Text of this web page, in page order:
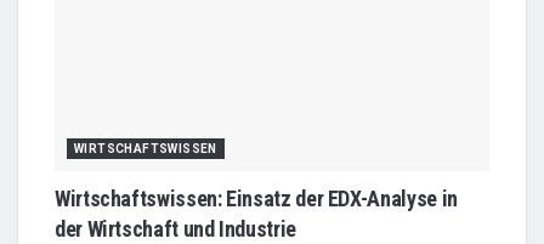
WIRTSCHAFTSWISSEN
Wirtschaftswissen: Einsatz der EDX-Analyse in
der Wirtschaft und Industrie